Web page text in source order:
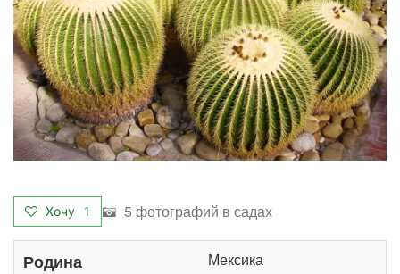
Хочу 1 5 фотографий в садах
Родина Мексика